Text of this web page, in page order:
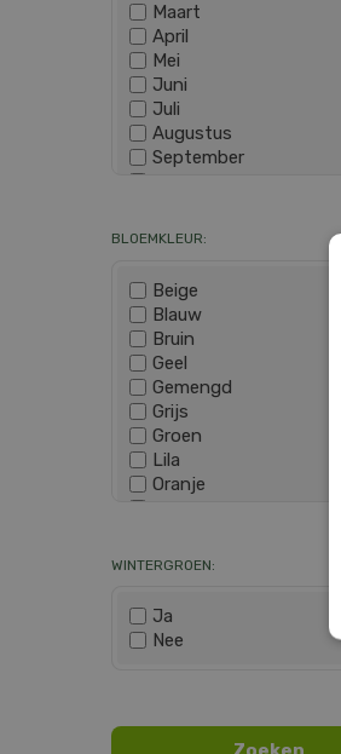
Maart
April
Mei
Juni
Juli
Augustus
September
December
BLOEMKLEUR:
Beige
Blauw
Bruin
Geel
Gemengd
Grijs
Groen
Lila
Oranje
Roze
Zwart
WINTERGROEN:
Ja
Nee